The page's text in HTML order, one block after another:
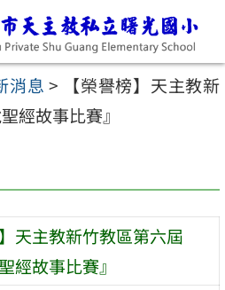
消息 >
【榮譽榜】天主教新
經故事比賽』
】天主教新竹教區第六屆
經故事比賽』